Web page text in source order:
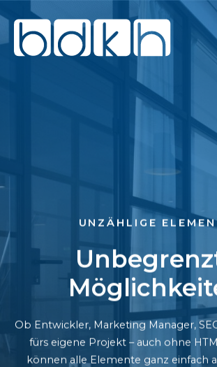
UNZÄHLIGE
Ob Entwickler, Marketing Manager,
fürs eigene Projekt – auch ohne
können alle Elemente ganz einfach